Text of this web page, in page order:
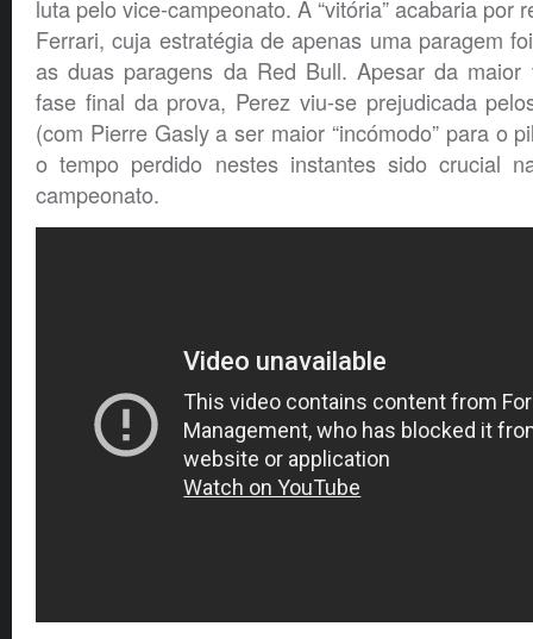
luta pelo vice-campeonato. A “vitória” acabaria por
Ferrari, cuja estratégia de apenas uma paragem
as duas paragens da Red Bull. Apesar da maior
fase final da prova, Perez viu-se prejudicada
(com Pierre Gasly a ser maior “incómodo” para o
o tempo perdido nestes instantes sido crucial
campeonato.